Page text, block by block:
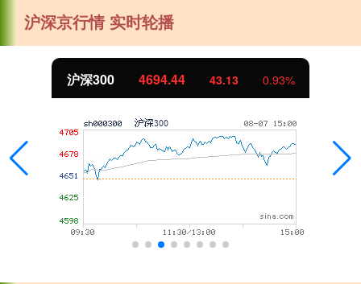
沪深京行情 实时轮播
沪深300 4694.44 43.13 0.93%